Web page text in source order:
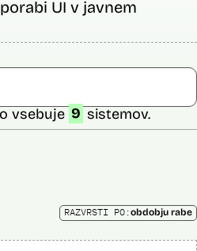
UI v javnem
vsebuje 9 sistemov.
RAZVRSTI PO:obdobju rabe